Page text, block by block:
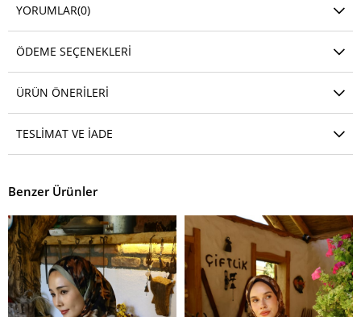
YORUMLAR(0)
ÖDEME SEÇENEKLERI
ÜRÜN ÖNERILERI
TESLIMAT VE İADE
Benzer Ürünler